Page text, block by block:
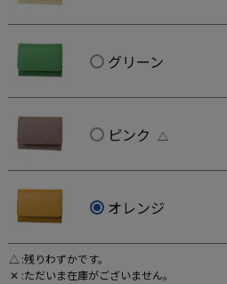
グリーン
ピンク △
オレンジ
△ 残りわずかです。
✕ ただいま在庫がございません。